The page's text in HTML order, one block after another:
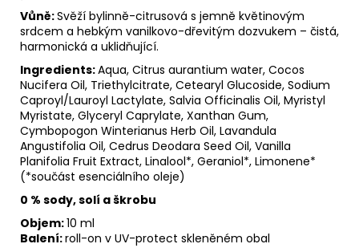
Vůně:Svěží bylinně-citrusová s jemně květinovým
srdcem a hebkým vanilkovo-dřevitým dozvukem – čistá,
harmonická a uklidňující.
Ingredients:Aqua, Citrus aurantium water, Cocos
Nucifera Oil, Triethylcitrate, Cetearyl Glucoside, Sodium
Caproyl/Lauroyl Lactylate, Salvia Officinalis Oil, Myristyl
Myristate, Glyceryl Caprylate, Xanthan Gum,
Cymbopogon Winterianus Herb Oil, Lavandula
Angustifolia Oil, Cedrus Deodara Seed Oil, Vanilla
Planifolia Fruit Extract, Linalool*, Geraniol*, Limonene*
(*součást esenciálního oleje)
0 % sody, solí a škrobu
Objem:10 ml
Balení:roll-on v UV-protect skleněném obal